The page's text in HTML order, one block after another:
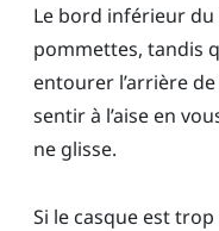
Le bord inférieur
pommettes, tandis
entourer l’arrière
sentir à l’aise en
ne glisse.
Si le casque est